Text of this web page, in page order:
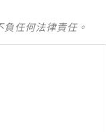
任何法律責任。